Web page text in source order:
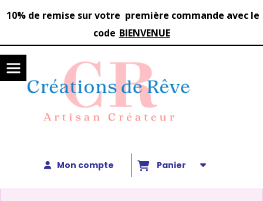
10%de remise sur votre première commande avec le
code BIENVENUE
Mon compte Panier